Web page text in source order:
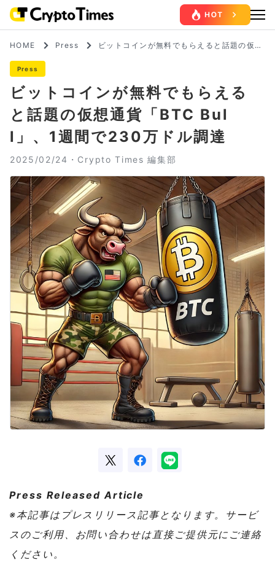
HOME Press
ビットコインが無料でもらえると話題の仮想
Press
ビットコインが無料でもらえる
と話題の仮想通貨「BTC Bul
l」、1週間で230万ドル調達
2025/02/24・ Crypto Times 編集部
Press Released Article
※本記事はプレスリリース記事となります。サービ
スのご利用、お問い合わせは直接ご提供元にご連絡
ください。